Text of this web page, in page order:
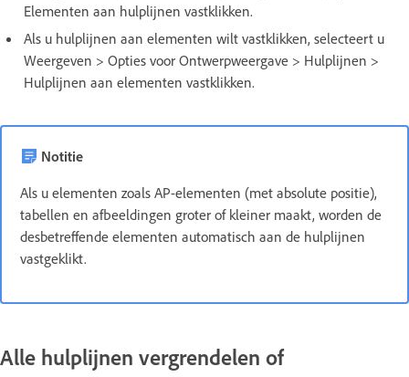
Elementen aan hulplijnen vastklikken.
Als u hulplijnen aan elementen wilt vastklikken, selecteert u
Weergeven > Opties voor Ontwerpweergave > Hulplijnen >
Hulplijnen aan elementen vastklikken.
Notitie
Als u elementen zoals AP-elementen (met absolute positie),
tabellen en afbeeldingen groter of kleiner maakt, worden de
desbetreffende elementen automatisch aan de hulplijnen
vastgeklikt.
Alle hulplijnen vergrendelen of